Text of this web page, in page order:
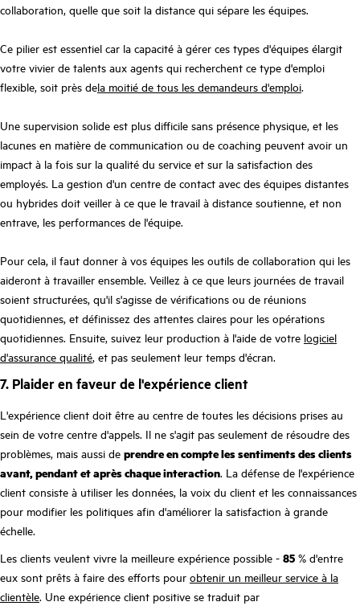
collaboration, quelle que soit la distance qui sépare les équipes.
Ce pilier est essentiel car la capacité à gérer ces types d'équipes élargit
votre vivier de talents aux agents qui recherchent ce type d'emploi
flexible, soit près dela moitié de tous les demandeurs d'emploi.
Une supervision solide est plus difficile sans présence physique, et les
lacunes en matière de communication ou de coaching peuvent avoir un
impact à la fois sur la qualité du service et sur la satisfaction des
employés. La gestion d'un centre de contact avec des équipes distantes
ou hybrides doit veiller à ce que le travail à distance soutienne, et non
entrave, les performances de l'équipe.
Pour cela, il faut donner à vos équipes les outils de collaboration qui les
aideront à travailler ensemble. Veillez à ce que leurs journées de travail
soient structurées, qu'il s'agisse de vérifications ou de réunions
quotidiennes, et définissez des attentes claires pour les opérations
quotidiennes. Ensuite, suivez leur production à l'aide de votre logiciel
d'assurance qualité, et pas seulement leur temps d'écran.
7. Plaider en faveur de l'expérience client
L'expérience client doit être au centre de toutes les décisions prises au
sein de votre centre d'appels. Il ne s'agit pas seulement de résoudre des
problèmes, mais aussi de prendre en compte les sentiments des clients
avant, pendant et après chaque interaction. La défense de l'expérience
client consiste à utiliser les données, la voix du client et les connaissances
pour modifier les politiques afin d'améliorer la satisfaction à grande
échelle.
Les clients veulent vivre la meilleure expérience possible - 85 % d'entre
eux sont prêts à faire des efforts pour obtenir un meilleur service à la
clientèle. Une expérience client positive se traduit par